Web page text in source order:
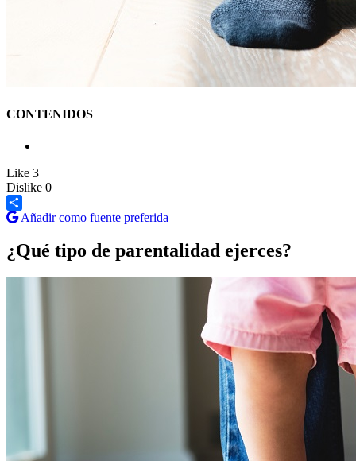
CONTENIDOS
Like 3
Dislike 0
Share
Añadir como fuente preferida
¿Qué tipo de parentalidad ejerces?